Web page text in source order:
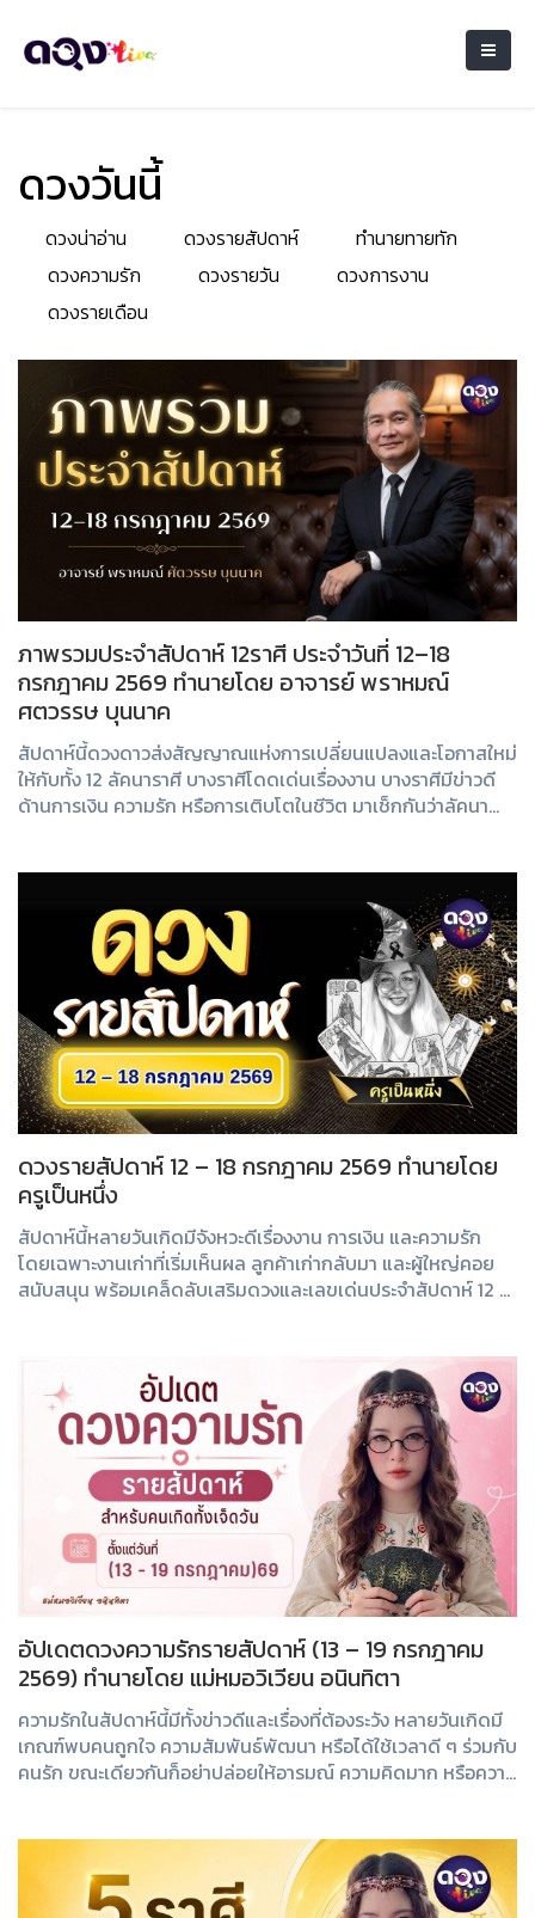
ดวงวันนี้
ดวงน่าอ่าน ดวงรายสัปดาห์
ทำนายทายทัก
ดวงความรัก
ดวงรายวัน
ดวงการงาน
ดวงรายเดือน
ภาพรวมประจำสัปดาห์ 12ราศี ประจำวันที่ 12–18
กรกฎาคม 2569 ทำนายโดย อาจารย์ พราหมณ์
ศตวรรษ บุนนาค
สัปดาห์นี้ดวงดาวส่งสัญญาณแห่งการเปลี่ยนแปลงและโอกาสใหม่
ให้กับทั้ง 12 ลัคนาราศี บางราศีโดดเด่นเรื่องงาน บางราศีมีข่าวดี
ด้านการเงิน ความรัก หรือการเติบโตในชีวิต มาเช็กกันว่าลัคนา
ดวงรายสัปดาห์ 12 – 18 กรกฎาคม 2569 ทำนายโดย
ครูเป็นหนึ่ง
สัปดาห์นี้หลายวันเกิดมีจังหวะดีเรื่องงาน การเงิน และความรัก
โดยเฉพาะงานเก่าที่เริ่มเห็นผล ลูกค้าเก่ากลับมา และผู้ใหญ่คอย
สนับสนุน พร้อมเคล็ดลับเสริมดวงและเลขเด่นประจำสัปดาห์ 12 –
อัปเดตดวงความรักรายสัปดาห์ (13 – 19 กรกฎาคม
2569) ทำนายโดย แม่หมอวิเวียน อนินทิตา
ความรักในสัปดาห์นี้มีทั้งข่าวดีและเรื่องที่ต้องระวัง หลายวันเกิดมี
เกณฑ์พบคนถูกใจ ความสัมพันธ์พัฒนา หรือได้ใช้เวลาดี ๆ ร่วมกับ
คนรัก ขณะเดียวกันก็อย่าปล่อยให้อารมณ์ ความคิดมาก หรือความ